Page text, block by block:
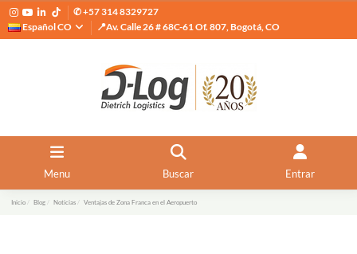
✆ +57 314 8329727
Español CO
📍Av. Calle 26 # 68C-61 Of. 807, Bogotá, CO
Menu Buscar Entrar
Inicio Blog Noticias Ventajas de Zona Franca en el Aeropuerto